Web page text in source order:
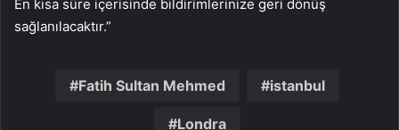
En kısa süre içerisinde bildirimlerinize geri dönüş
sağlanılacaktır.”
Fatih Sultan Mehmed istanbul
Londra